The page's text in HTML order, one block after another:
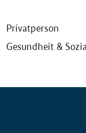
Privatperson
Gesundheit &